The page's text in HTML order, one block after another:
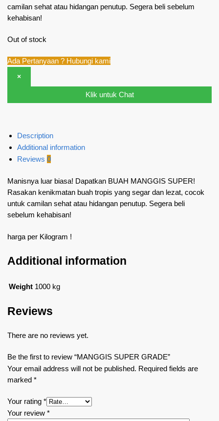
camilan sehat atau hidangan penutup. Segera beli sebelum
kehabisan!
Out of stock
Ada Pertanyaan ? Hubungi kami
×
Klik untuk Chat
Description
Additional information
Reviews 0
Manisnya luar biasa! Dapatkan BUAH MANGGIS SUPER!
Rasakan kenikmatan buah tropis yang segar dan lezat, cocok
untuk camilan sehat atau hidangan penutup. Segera beli
sebelum kehabisan!
harga per Kilogram !
Additional information
Weight 1000 kg
Reviews
There are no reviews yet.
Be the first to review “MANGGIS SUPER GRADE”
Your email address will not be published. Required fields are
marked *
Your rating *
Your review *